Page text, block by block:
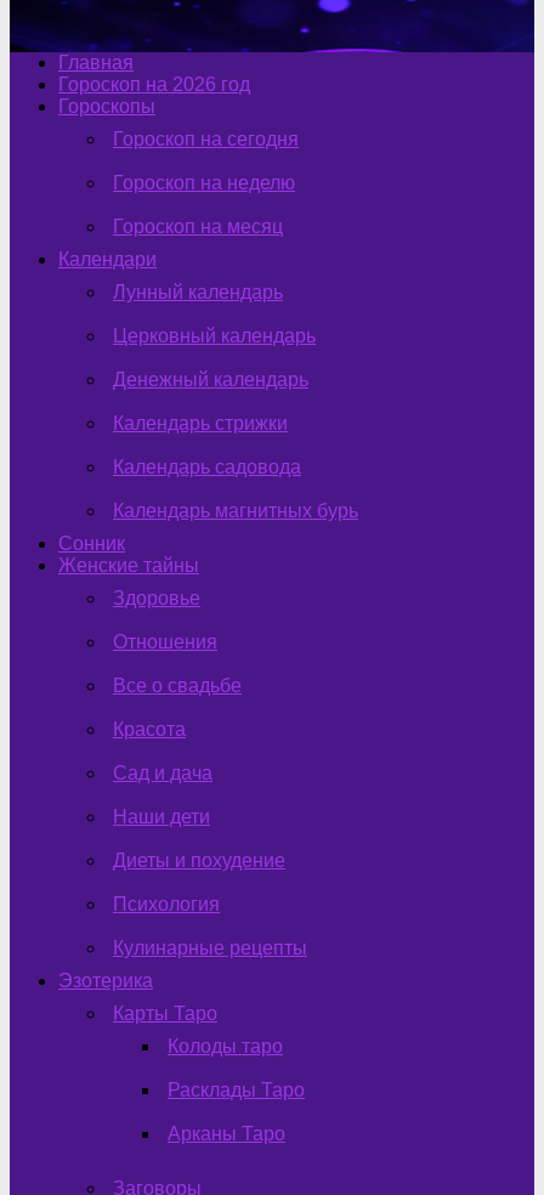
Главная
Гороскоп на 2026 год
Гороскопы
Гороскоп на сегодня
Гороскоп на неделю
Гороскоп на месяц
Календари
Лунный календарь
Церковный календарь
Денежный календарь
Календарь стрижки
Календарь садовода
Календарь магнитных бурь
Сонник
Женские тайны
Здоровье
Отношения
Все о свадьбе
Красота
Сад и дача
Наши дети
Диеты и похудение
Психология
Кулинарные рецепты
Эзотерика
Карты Таро
Колоды таро
Расклады Таро
Арканы Таро
Заговоры